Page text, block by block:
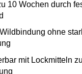
10 Wochen durch
ohne
mit Lockmitteln